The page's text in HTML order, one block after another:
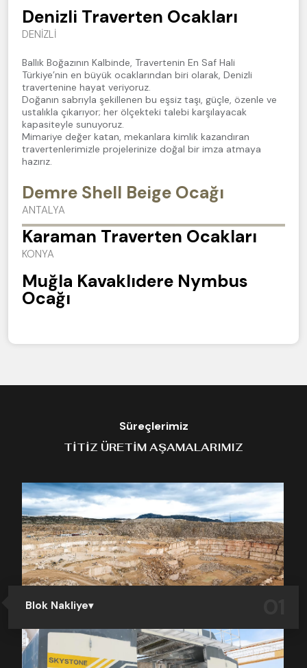
Denizli Traverten Ocakları
DENİZLİ
Ballık Boğazının Kalbinde, Travertenin En Saf Hali
Türkiye’nin en büyük ocaklarından biri olarak, Denizli
travertenine hayat veriyoruz.
Doğanın sabrıyla şekillenen bu eşsiz taşı, güçle, özenle ve
ustalıkla çıkarıyor; her ölçekteki talebi karşılayacak
kapasiteyle sunuyoruz.
Mimariye değer katan, mekanlara kimlik kazandıran
travertenlerimizle projelerinize doğal bir imza atmaya
hazırız.
Demre Shell Beige Ocağı
ANTALYA
Karaman Traverten Ocakları
KONYA
Muğla Kavaklıdere Nymbus
Ocağı
Süreçlerimiz
TITIZ ÜRETIM AŞAMALARIMIZ
Blok Nakliye
DN Mermer, doğal taş üretiminin ilk adımından son
adımına kadar tüm süreci kendi bünyesinde yöneten
entegre bir yapıya sahiptir. Kendi ocaklarımızdan büyük